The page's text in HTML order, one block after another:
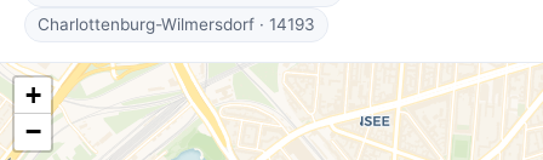
Charlottenburg-Wilmersdorf · 14193
+
−